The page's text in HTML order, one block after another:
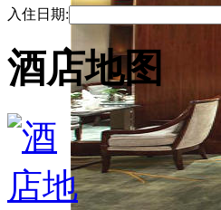
入住日期:
酒店地图